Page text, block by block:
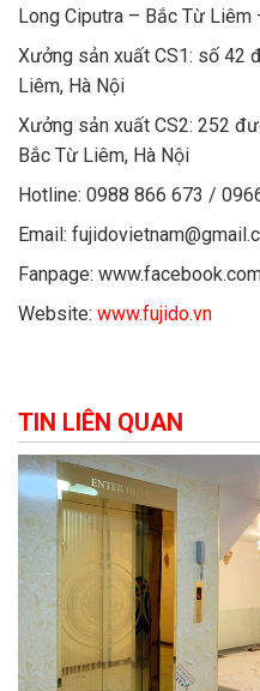
Long Ciputra – Bắc Từ Liêm
Xưởng sản xuất CS1: số 42
Liêm, Hà Nội
Xưởng sản xuất CS2: 252
Bắc Từ Liêm, Hà Nội
Hotline: 0988 866 673 /
Email:
Fanpage:
Website: www.fujido.vn
TIN LIÊN QUAN